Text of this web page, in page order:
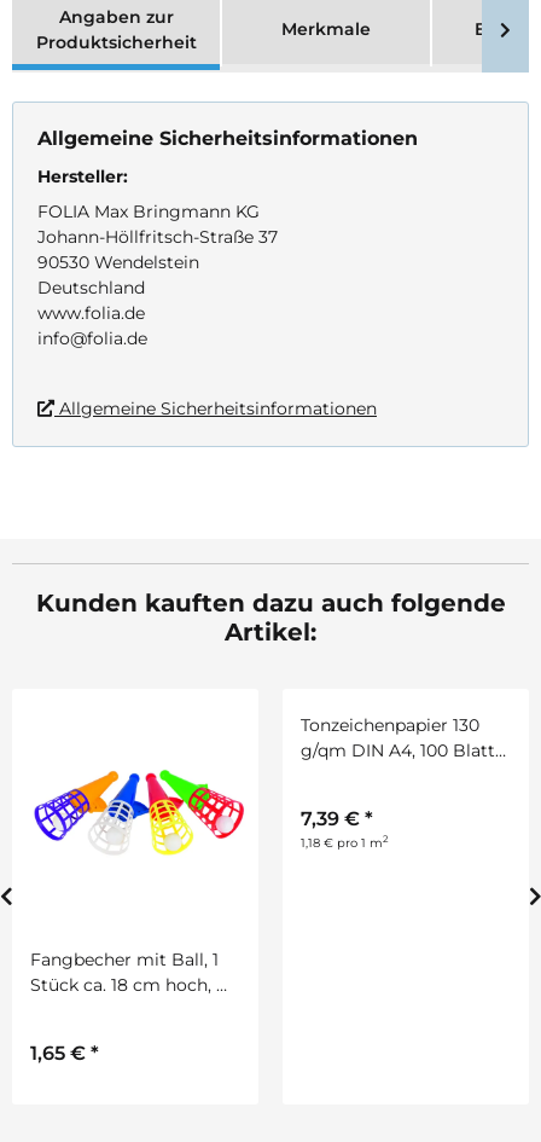
Angaben zur
Produktsicherheit
Merkmale
Allgemeine Sicherheitsinformationen
Hersteller:
FOLIA Max Bringmann KG
Johann-Höllfritsch-Straße 37
90530 Wendelstein
Deutschland
www.folia.de
info@folia.de
Allgemeine Sicherheitsinformationen
Kunden kauften dazu auch folgende
Artikel:
Fangbecher mit Ball, 1
Stück ca. 18 cm hoch, D:
1,65 € *